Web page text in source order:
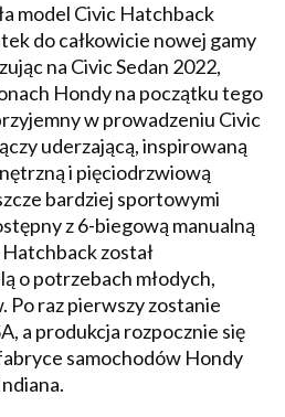
model Civic Hatchback
do całkowicie nowej gamy
na Civic Sedan 2022,
Hondy na początku tego
w prowadzeniu Civic
uderzającą, inspirowaną
i pięciodrzwiową
bardziej sportowymi
z 6-biegową manualną
został
o potrzebach młodych,
raz pierwszy zostanie
a produkcja rozpocznie się
samochodów Hondy